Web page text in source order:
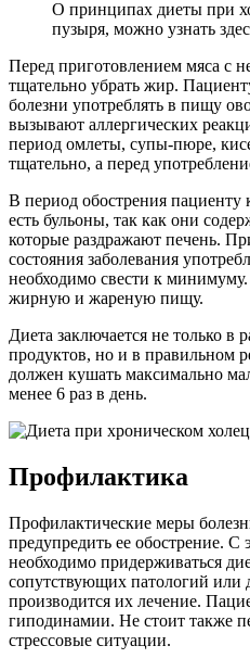
О принципах диеты при
пузыря, можно узнать
Перед приготовлением мяса с
тщательно убрать жир.
болезни употреблять в пищу
вызывают аллергических
период омлеты, супы-пюре,
тщательно, а перед
В период обострения пациенту
есть бульоны, так как они
которые раздражают печень.
состояния заболевания
необходимо свести к
жирную и жареную пищу.
Диета заключается не только в
продуктов, но и в правильном
должен кушать максимально
менее 6 раз в день.
Профилактика
Профилактические меры
предупредить ее обострение. С
необходимо придерживаться
сопутствующих патологий или
производится их лечение.
гиподинамии. Не стоит также
стрессовые ситуации.